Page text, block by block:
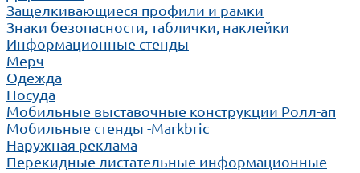
Защелкивающиеся профили и рамки
Знаки безопасности, таблички, наклейки
Информационные стенды
Мерч
Одежда
Посуда
Мобильные выставочные конструкции Ролл-ап
Мобильные стенды -Markbric
Наружная реклама
Перекидные листательные информационные